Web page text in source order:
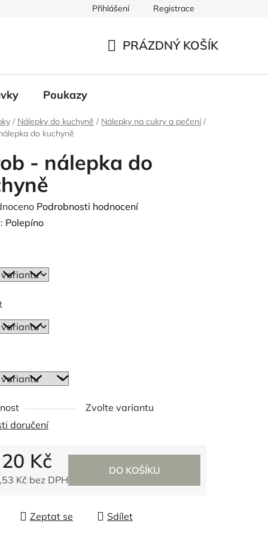
Přihlášení Registrace
PRÁZDNÝ KOŠÍK
Poukazy
/ Nálepky do kuchyně / Nálepky na cukry a pečení /
do kuchyně
- nálepka do
Podrobnosti hodnocení
Polepíno
Zvolte variantu
doručení
20 Kč
Kč bez DPH
DO KOŠÍKU
Zeptat se Sdílet